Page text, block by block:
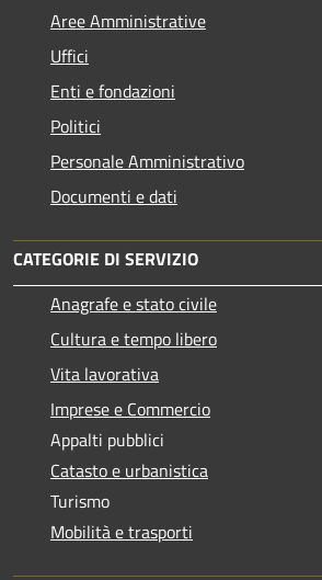
Aree Amministrative
Uffici
Enti e fondazioni
Politici
Personale Amministrativo
Documenti e dati
CATEGORIE DI SERVIZIO
Anagrafe e stato civile
Cultura e tempo libero
Vita lavorativa
Imprese e Commercio
Appalti pubblici
Catasto e urbanistica
Turismo
Mobilità e trasporti